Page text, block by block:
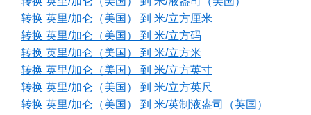
转换 英里/加仑（美国） 到 米/立方厘米
转换 英里/加仑（美国） 到 米/立方码
转换 英里/加仑（美国） 到 米/立方米
转换 英里/加仑（美国） 到 米/立方英寸
转换 英里/加仑（美国） 到 米/立方英尺
转换 英里/加仑（美国） 到 米/英制液盎司（英国）